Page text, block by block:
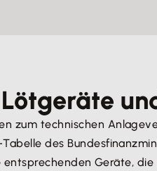
zum technischen
des
entsprechenden Geräte,